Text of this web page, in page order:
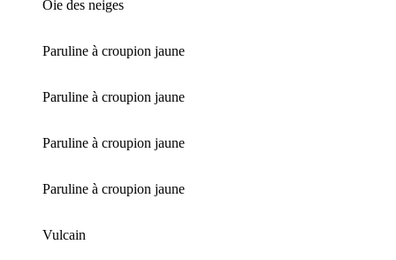
Oie des neiges
Paruline à croupion jaune
Paruline à croupion jaune
Paruline à croupion jaune
Paruline à croupion jaune
Vulcain